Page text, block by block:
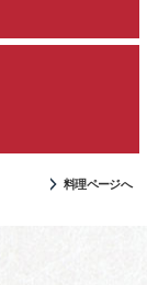
料理ページへ